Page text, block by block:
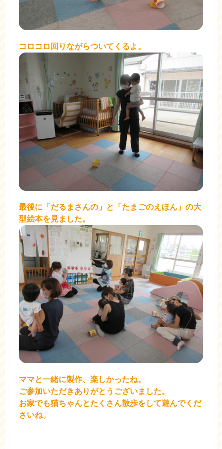
コロコロ回りながらついてくるよ。
最後に「だるまさんの」と「たまごのえほん」の大
型絵本を見ました。
ママと一緒に製作、楽しかったね。
ご参加いただきありがとうございました。
お家でも猫ちゃんとたくさん散歩をして遊んでくだ
さいね。